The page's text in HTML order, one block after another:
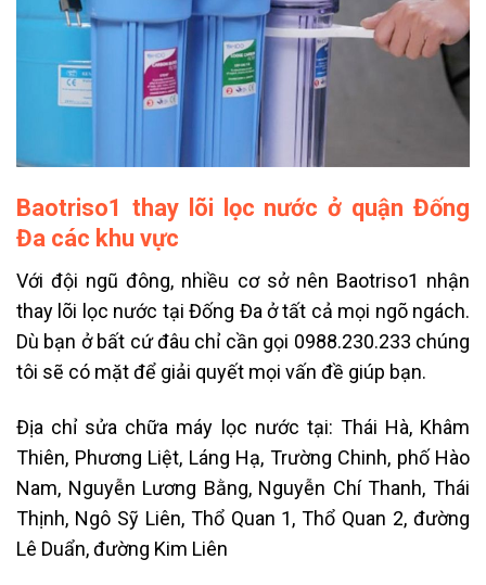
Baotriso1 thay lõi lọc nước ở quận Đống
Đa các khu vực
Với đội ngũ đông, nhiều cơ sở nên Baotriso1 nhận
thay lõi lọc nước tại Đống Đa ở tất cả mọi ngõ ngách.
Dù bạn ở bất cứ đâu chỉ cần gọi 0988.230.233 chúng
tôi sẽ có mặt để giải quyết mọi vấn đề giúp bạn.
Địa chỉ sửa chữa máy lọc nước tại: Thái Hà, Khâm
Thiên, Phương Liệt, Láng Hạ, Trường Chinh, phố Hào
Nam, Nguyễn Lương Bằng, Nguyễn Chí Thanh, Thái
Thịnh, Ngô Sỹ Liên, Thổ Quan 1, Thổ Quan 2, đường
Lê Duẩn, đường Kim Liên